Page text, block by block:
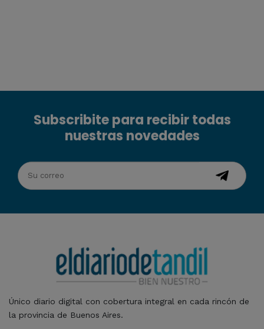
Subscribite para recibir todas
nuestras novedades
Único diario digital con cobertura integral en cada rincón de
la provincia de Buenos Aires.